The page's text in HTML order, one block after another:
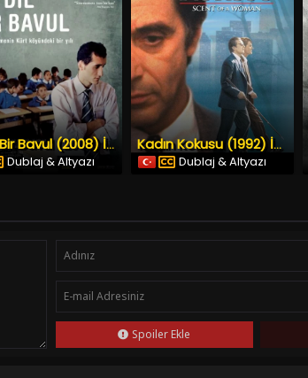
İki Dil Bir Bavul (2008) İzle
Dublaj & Altyazı
Kadın Kokusu (1992) İzle
Dublaj & Altyazı
Spoiler Ekle